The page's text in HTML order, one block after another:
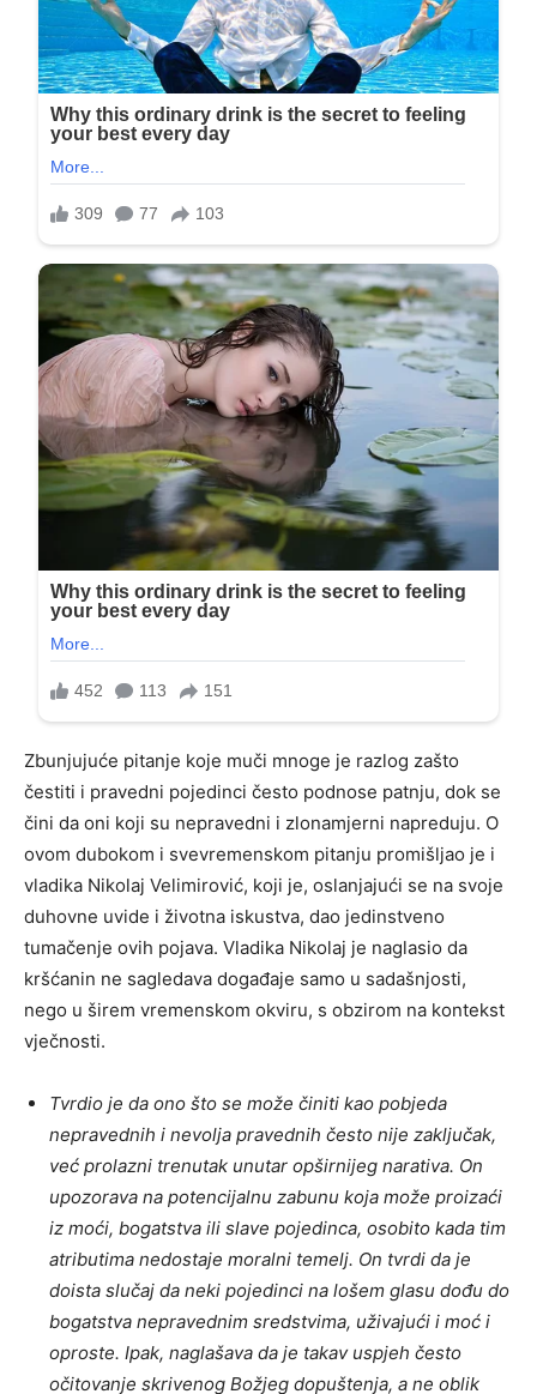
Zbunjujuće pitanje koje muči mnoge je razlog zašto
čestiti i pravedni pojedinci često podnose patnju, dok se
čini da oni koji su nepravedni i zlonamjerni napreduju. O
ovom dubokom i svevremenskom pitanju promišljao je i
vladika Nikolaj Velimirović, koji je, oslanjajući se na svoje
duhovne uvide i životna iskustva, dao jedinstveno
tumačenje ovih pojava. Vladika Nikolaj je naglasio da
kršćanin ne sagledava događaje samo u sadašnjosti,
nego u širem vremenskom okviru, s obzirom na kontekst
vječnosti.
Tvrdio je da ono što se može činiti kao pobjeda
nepravednih i nevolja pravednih često nije zaključak,
već prolazni trenutak unutar opširnijeg narativa. On
upozorava na potencijalnu zabunu koja može proizaći
iz moći, bogatstva ili slave pojedinca, osobito kada tim
atributima nedostaje moralni temelj. On tvrdi da je
doista slučaj da neki pojedinci na lošem glasu dođu do
bogatstva nepravednim sredstvima, uživajući i moć i
oproste. Ipak, naglašava da je takav uspjeh često
očitovanje skrivenog Božjeg dopuštenja, a ne oblik